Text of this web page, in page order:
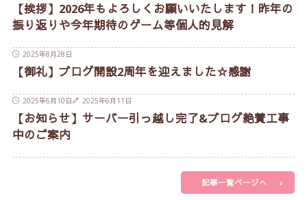
【挨拶】2026年もよろしくお願いいたします！昨年の
振り返りや今年期待のゲーム等個人的見解
2025年8月28日
【御礼】ブログ開設2周年を迎えました☆感謝
2025年6月10日 2025年6月11日
【お知らせ】サーバー引っ越し完了&ブログ絶賛工事
中のご案内
記事一覧ページへ